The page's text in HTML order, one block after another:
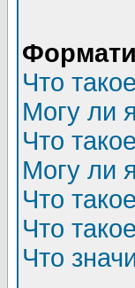
Что
Могу ли
Что
Могу ли
Что
Что
Что